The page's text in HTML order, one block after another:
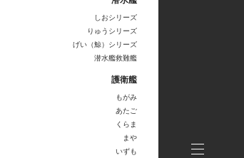
しおシリーズ
りゅうシリーズ
げい（鯨）シリーズ
潜水艦救難艦
護衛艦
もがみ
あたご
くらま
まや
いずも